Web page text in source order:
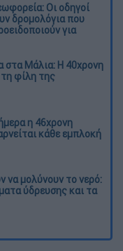
Οι οδηγοί
δρομολόγια που
για
στα Μάλια: Η 40χρονη
τη φίλη της
η 46χρονη
κάθε εμπλοκή
να μολύνουν το νερό:
ύδρευσης και τα